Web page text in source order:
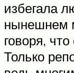
избегала
нынешнем
говоря,
Только